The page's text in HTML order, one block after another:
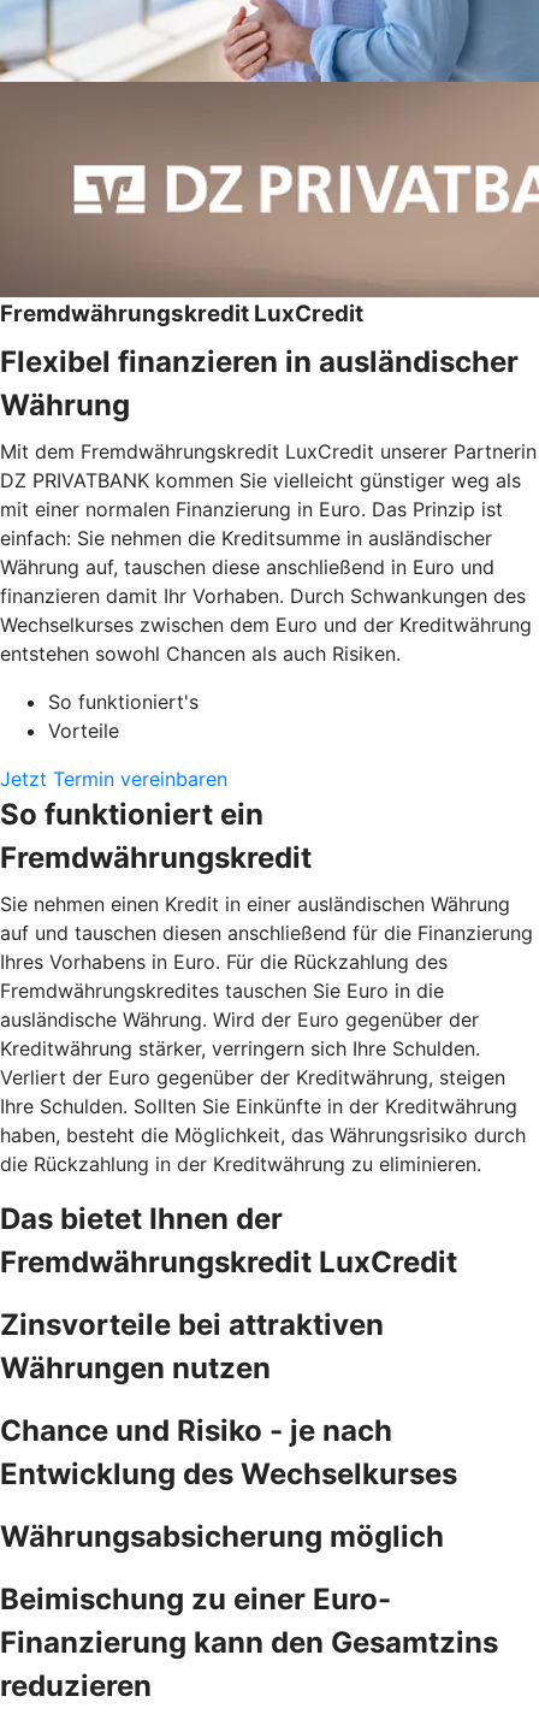
Fremdwährungskredit LuxCredit
Flexibel finanzieren in ausländischer
Währung
Mit dem Fremdwährungskredit LuxCredit unserer Partnerin
DZ PRIVATBANK kommen Sie vielleicht günstiger weg als
mit einer normalen Finanzierung in Euro. Das Prinzip ist
einfach: Sie nehmen die Kreditsumme in ausländischer
Währung auf, tauschen diese anschließend in Euro und
finanzieren damit Ihr Vorhaben. Durch Schwankungen des
Wechselkurses zwischen dem Euro und der Kreditwährung
entstehen sowohl Chancen als auch Risiken.
So funktioniert's
Vorteile
Jetzt Termin vereinbaren
So funktioniert ein
Fremdwährungskredit
Sie nehmen einen Kredit in einer ausländischen Währung
auf und tauschen diesen anschließend für die Finanzierung
Ihres Vorhabens in Euro. Für die Rückzahlung des
Fremdwährungskredites tauschen Sie Euro in die
ausländische Währung. Wird der Euro gegenüber der
Kreditwährung stärker, verringern sich Ihre Schulden.
Verliert der Euro gegenüber der Kreditwährung, steigen
Ihre Schulden. Sollten Sie Einkünfte in der Kreditwährung
haben, besteht die Möglichkeit, das Währungsrisiko durch
die Rückzahlung in der Kreditwährung zu eliminieren.
Das bietet Ihnen der
Fremdwährungskredit LuxCredit
Zinsvorteile bei attraktiven
Währungen nutzen
Chance und Risiko - je nach
Entwicklung des Wechselkurses
Währungsabsicherung möglich
Beimischung zu einer Euro-
Finanzierung kann den Gesamtzins
reduzieren